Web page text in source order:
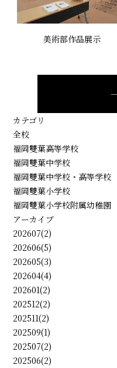
美術部作品展示
カテゴリ
全校
福岡雙葉高等学校
福岡雙葉中学校
福岡雙葉中学校・高等学校
福岡雙葉小学校
福岡雙葉小学校附属幼稚園
アーカイブ
202607(2)
202606(5)
202605(3)
202604(4)
202601(2)
202512(2)
202511(2)
202509(1)
202507(2)
202506(2)